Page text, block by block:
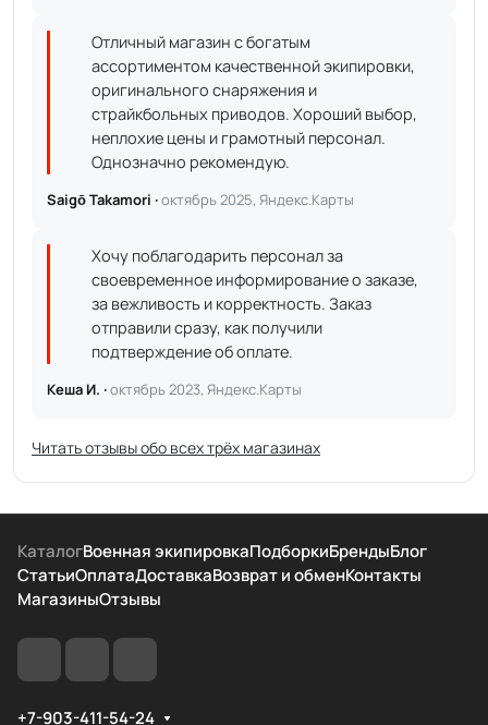
Отличный магазин с богатым
ассортиментом качественной экипировки,
оригинального снаряжения и
страйкбольных приводов. Хороший выбор,
неплохие цены и грамотный персонал.
Однозначно рекомендую.
Saigō Takamori ·октябрь 2025, Яндекс.Карты
Хочу поблагодарить персонал за
своевременное информирование о заказе,
за вежливость и корректность. Заказ
отправили сразу, как получили
подтверждение об оплате.
Кеша И. ·октябрь 2023, Яндекс.Карты
Читать отзывы обо всех трёх магазинах
КаталогВоенная экипировкаПодборкиБрендыБлог
СтатьиОплатаДоставкаВозврат и обменКонтакты
МагазиныОтзывы
+7-903-411-54-24